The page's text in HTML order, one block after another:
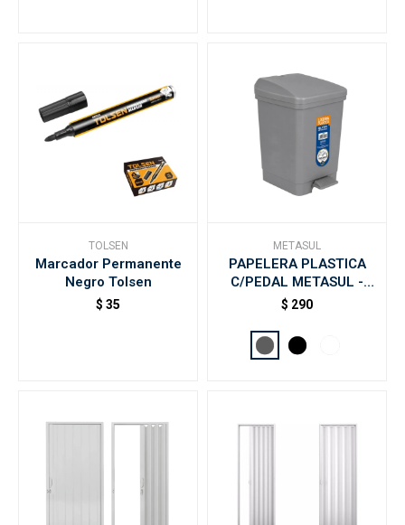
TOLSEN
Marcador Permanente
Negro Tolsen
$ 35
METASUL
PAPELERA PLASTICA
C/PEDAL METASUL -
Gris
$ 290